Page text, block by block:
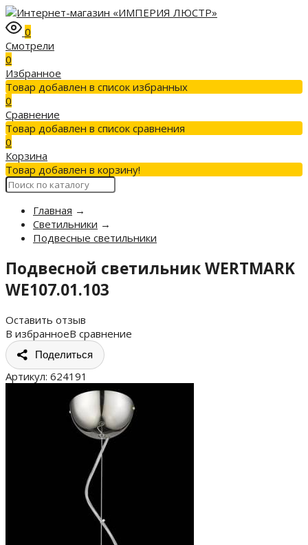
0
Смотрели
0
Избранное
Товар добавлен в список избранных
0
Сравнение
Товар добавлен в список сравнения
0
Корзина
Товар добавлен в корзину!
Главная →
Светильники →
Подвесные светильники
Подвесной светильник WERTMARK
WE107.01.103
Оставить отзыв
В избранноеВ сравнение
Поделиться
Артикул: 624191